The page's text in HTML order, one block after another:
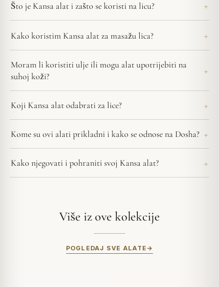
Što je Kansa alat i zašto se koristi na licu?
Kako koristim Kansa alat za masažu lica?
Moram li koristiti ulje ili mogu alat upotrijebiti na
suhoj koži?
Koji Kansa alat odabrati za lice?
Kome su ovi alati prikladni i kako se odnose na Dosha?
Kako njegovati i pohraniti svoj Kansa alat?
Više iz ove kolekcije
POGLEDAJ SVE ALATE